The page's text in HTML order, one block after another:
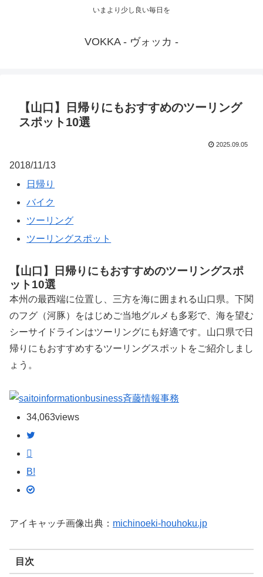
いまより少し良い毎日を
VOKKA - ヴォッカ -
【山口】日帰りにもおすすめのツーリング
スポット10選
2025.09.05
2018/11/13
日帰り
バイク
ツーリング
ツーリングスポット
【山口】日帰りにもおすすめのツーリングスポ
ット10選
本州の最西端に位置し、三方を海に囲まれる山口県。下関
のフグ（河豚）をはじめご当地グルメも多彩で、海を望む
シーサイドラインはツーリングにも好適です。山口県で日
帰りにもおすすめするツーリングスポットをご紹介しまし
ょう。
斉藤情報事務
34,063views
B!
アイキャッチ画像出典： michinoeki-houhoku.jp
目次